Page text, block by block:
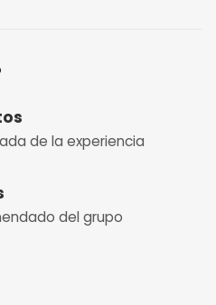
de la experiencia
del grupo